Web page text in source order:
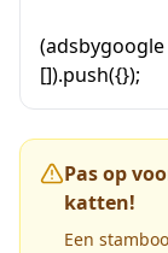
[]).push({});
Pas op
katten!
Een